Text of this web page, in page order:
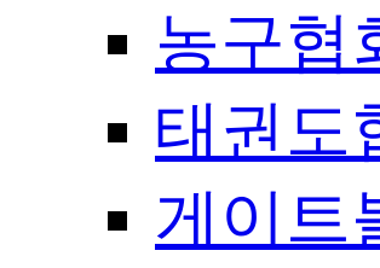
농구협
태권도
게이트